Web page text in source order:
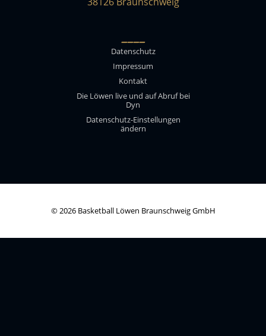
____
Datenschutz
Impressum
Kontakt
Die Löwen live und auf Abruf bei
Dyn
Datenschutz-Einstellungen
ändern
© 2026 Basketball Löwen Braunschweig GmbH